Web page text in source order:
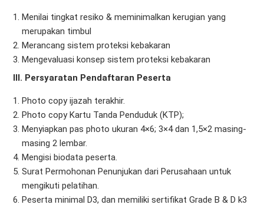
Menilai tingkat resiko & meminimalkan kerugian yang
merupakan timbul
Merancang sistem proteksi kebakaran
Mengevaluasi konsep sistem proteksi kebakaran
III. Persyaratan Pendaftaran Peserta
Photo copy ijazah terakhir.
Photo copy Kartu Tanda Penduduk (KTP);
Menyiapkan pas photo ukuran 4×6; 3×4 dan 1,5×2 masing-
masing 2 lembar.
Mengisi biodata peserta.
Surat Permohonan Penunjukan dari Perusahaan untuk
mengikuti pelatihan.
Peserta minimal D3, dan memiliki sertifikat Grade B & D k3